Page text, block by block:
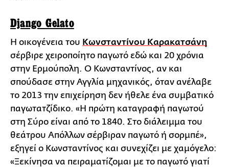
Django Gelato
Η οικογένεια του Κωνσταντίνου Καρακατσάνη
σέρβιρε χειροποίητο παγωτό εδώ και 20 χρόνια
στην Ερμούπολη. Ο Κωνσταντίνος, αν και
σπούδασε στην Αγγλία μηχανικός, όταν ανέλαβε
το 2013 την επιχείρηση δεν ήθελε ένα συμβατικό
παγωτατζίδικο. «Η πρώτη καταγραφή παγωτού
στη Σύρο είναι από το 1840. Στο διάλειμμα του
θεάτρου Απόλλων σέρβιραν παγωτό ή σορμπέ»,
εξηγεί ο Κωνσταντίνος και συνεχίζει με χαμόγελο:
«Ξεκίνησα να πειραματίζομαι με το παγωτό γιατί